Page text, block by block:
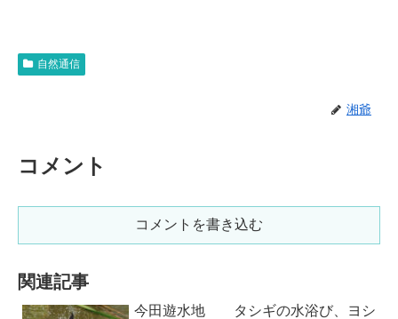
自然通信
湘爺
コメント
コメントを書き込む
関連記事
今田遊水地 タシギの水浴び、ヨシ